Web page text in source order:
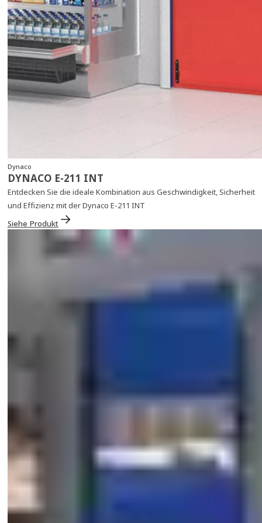
Dynaco
DYNACO E-211 INT
Entdecken Sie die ideale Kombination aus Geschwindigkeit, Sicherheit
und Effizienz mit der Dynaco E-211 INT
Siehe Produkt